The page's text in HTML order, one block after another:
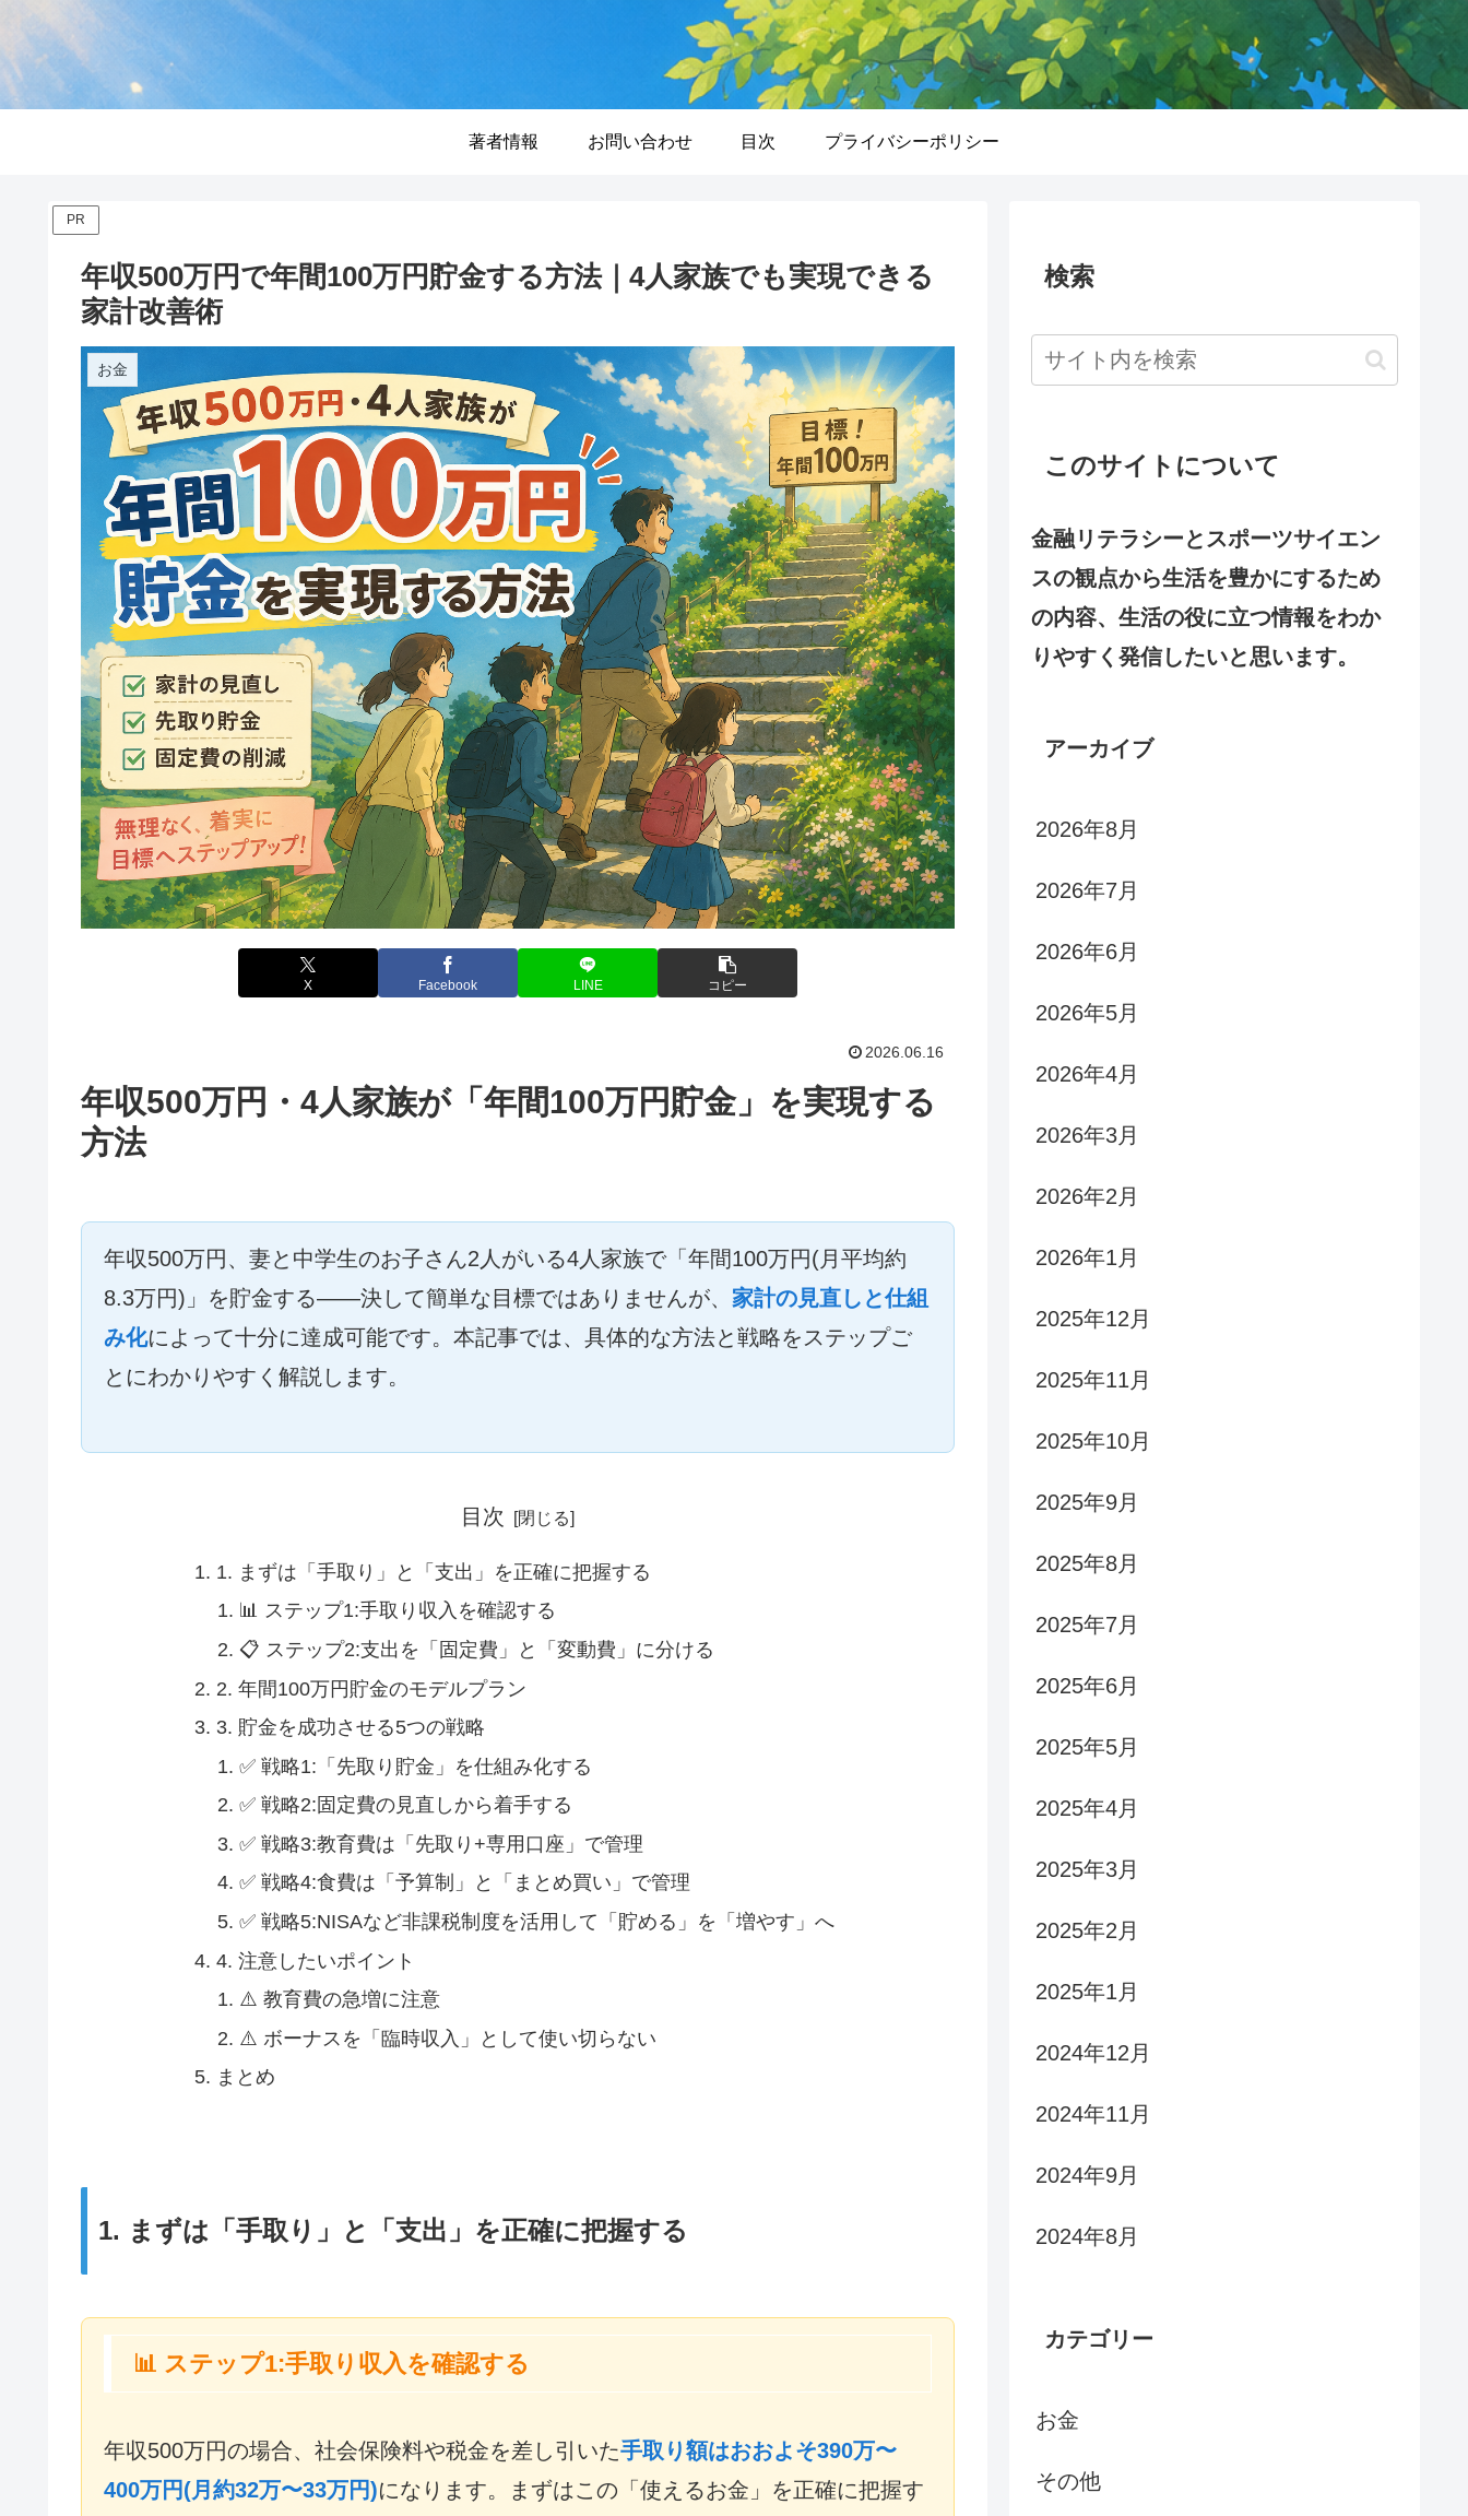
著者情報 お問い合わせ 目次 プライバシーポリシー
PR
年収500万円で年間100万円貯金する方法｜4人家族でも実現できる
家計改善術
お金
X Facebook LINE コピー
2026.06.16
年収500万円・4人家族が「年間100万円貯金」を実現する
方法
年収500万円、妻と中学生のお子さん2人がいる4人家族で「年間100万円(月平均約
8.3万円)」を貯金する――決して簡単な目標ではありませんが、 家計の見直しと仕組
み化によって十分に達成可能です。本記事では、具体的な方法と戦略をステップご
とにわかりやすく解説します。
目次
1. まずは「手取り」と「支出」を正確に把握する
📊 ステップ1:手取り収入を確認する
📋 ステップ2:支出を「固定費」と「変動費」に分ける
2. 年間100万円貯金のモデルプラン
3. 貯金を成功させる5つの戦略
✅ 戦略1:「先取り貯金」を仕組み化する
✅ 戦略2:固定費の見直しから着手する
✅ 戦略3:教育費は「先取り+専用口座」で管理
✅ 戦略4:食費は「予算制」と「まとめ買い」で管理
✅ 戦略5:NISAなど非課税制度を活用して「貯める」を「増やす」へ
4. 注意したいポイント
⚠️ 教育費の急増に注意
⚠️ ボーナスを「臨時収入」として使い切らない
まとめ
1. まずは「手取り」と「支出」を正確に把握する
📊 ステップ1:手取り収入を確認する
年収500万円の場合、社会保険料や税金を差し引いた手取り額はおおよそ390万〜
400万円(月約32万〜33万円)になります。まずはこの「使えるお金」を正確に把握す
検索
このサイトについて
金融リテラシーとスポーツサイエン
スの観点から生活を豊かにするため
の内容、生活の役に立つ情報をわか
りやすく発信したいと思います。
アーカイブ
2026年8月
2026年7月
2026年6月
2026年5月
2026年4月
2026年3月
2026年2月
2026年1月
2025年12月
2025年11月
2025年10月
2025年9月
2025年8月
2025年7月
2025年6月
2025年5月
2025年4月
2025年3月
2025年2月
2025年1月
2024年12月
2024年11月
2024年9月
2024年8月
カテゴリー
お金
その他